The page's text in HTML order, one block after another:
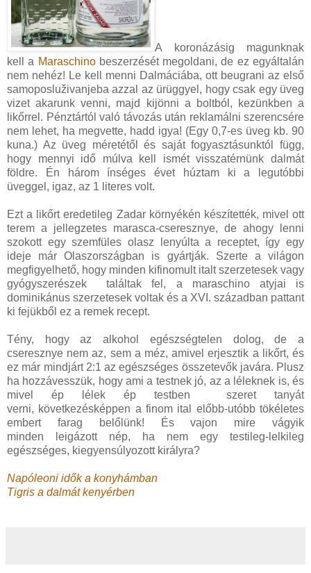
A koronázásig magunknak
kell a Maraschino beszerzését megoldani, de ez egyáltalán
nem nehéz! Le kell menni Dalmáciába, ott beugrani az első
samoposluživanjeba azzal az ürüggyel, hogy csak egy üveg
vizet akarunk venni, majd kijönni a boltból, kezünkben a
likőrrel. Pénztártól való távozás után reklamálni szerencsére
nem lehet, ha megvette, hadd igya! (Egy 0,7-es üveg kb. 90
kuna.) Az üveg méretétől és saját fogyasztásunktól függ,
hogy mennyi idő múlva kell ismét visszatérnünk dalmát
földre. Én három ínséges évet húztam ki a legutóbbi
üveggel, igaz, az 1 literes volt.
Ezt a likőrt eredetileg Zadar környékén készítették, mivel ott
terem a jellegzetes marasca-cseresznye, de ahogy lenni
szokott egy szemfüles olasz lenyúlta a receptet, így egy
ideje már Olaszországban is gyártják. Szerte a világon
megfigyelhető, hogy minden kifinomult italt szerzetesek vagy
gyógyszerészek
találtak fel, a maraschino atyjai is
dominikánus szerzetesek voltak és a XVI. században pattant
ki fejükből ez a remek recept.
Tény, hogy az alkohol egészségtelen dolog, de a
cseresznye nem az, sem a méz, amivel erjesztik a likőrt, és
ez már mindjárt 2:1 az egészséges összetevők javára. Plusz
ha hozzávesszük, hogy ami a testnek jó, az a léleknek is, és
mivel ép lélek ép testben szeret tanyát
verni, következésképpen a finom ital előbb-utóbb tökéletes
embert farag belőlünk! És vajon mire vágyik
minden leigázott nép, ha nem egy testileg-lelkileg
egészséges, kiegyensúlyozott királyra?
Napóleoni idők a konyhámban
Tigris a dalmát kenyérben